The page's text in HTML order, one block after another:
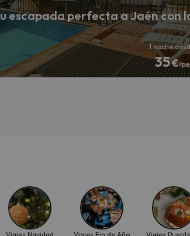
escapada perfecta a Jaén con
1 noche
35€/